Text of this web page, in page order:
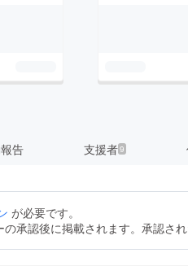
告 支援者9
が必要です。
承認後に掲載されます。承認さ